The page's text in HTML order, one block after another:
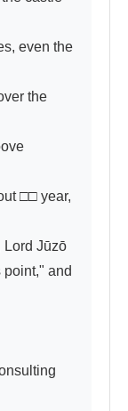
even the
the
□□ year,
Lord Jūzō
point," and